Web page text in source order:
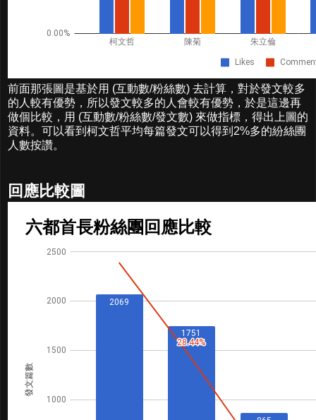
前面那張圖是基於用 (互動數/粉絲數) 去計算，對於發文較多
的人較有優勢，所以發文較多的人會較有優勢，於是這邊再
做個比較，用 (互動數/粉絲數/發文數) 來做指標，得出上圖的
資料。可以看到柯文哲平均每篇發文可以得到2%多的紛絲團
人數按讚。
回應比較圖